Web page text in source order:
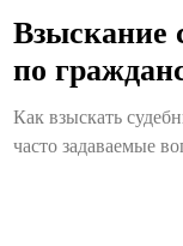
Взыскание
по
Как взыскать
часто задаваемые